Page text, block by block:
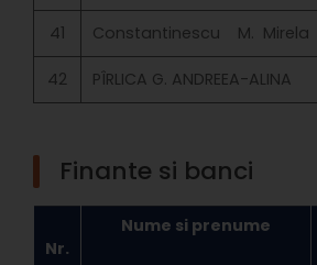
41 Constantinescu M. Mirela
42 PÎRLICA G. ANDREEA-ALINA
Finante si banci
Nr.
Nume si prenume